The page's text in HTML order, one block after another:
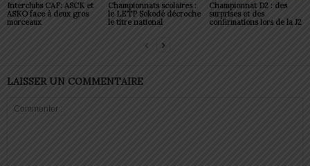
Interclubs CAF: ASCK et
ASKO face à deux gros
morceaux
Championnats scolaires :
le LETP Sokodé décroche
le titre national
Championnat D2 : des
surprises et des
confirmations lors de la J2
LAISSER UN COMMENTAIRE